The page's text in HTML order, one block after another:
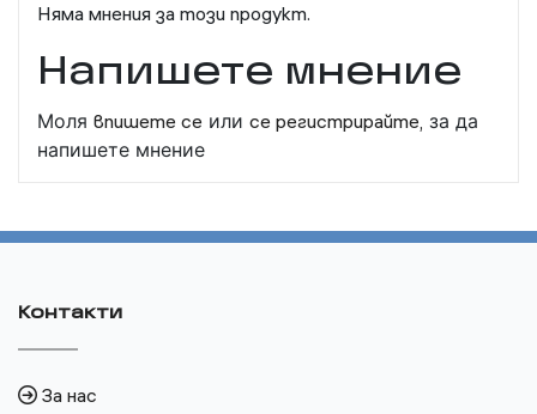
Няма мнения за този продукт.
Напишете мнение
Моля впишете се или се регистрирайте, за да
напишете мнение
Контакти
За нас